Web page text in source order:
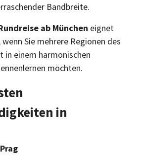
Bandbreite.
ab München eignet
Sie mehrere Regionen des
in einem harmonischen
möchten.
in